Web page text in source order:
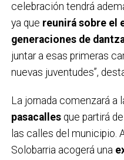
celebración tendrá
ya que reunirá sobre el
generaciones de
juntar a esas primeras
nuevas juventudes”,
La jornada comenzará a
pasacallesque partirá
las calles del municipio.
Solobarria acogerá una